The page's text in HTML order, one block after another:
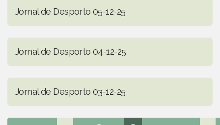
Jornal de Desporto 05-12-25
Jornal de Desporto 04-12-25
Jornal de Desporto 03-12-25